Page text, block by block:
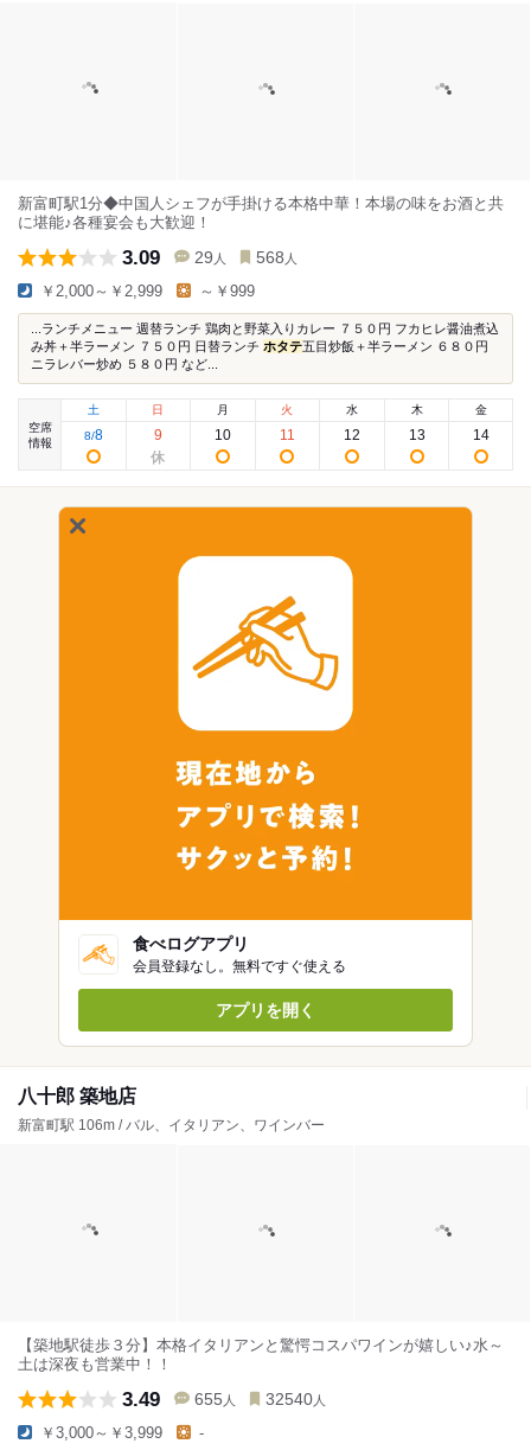
新富町駅1分◆中国人シェフが手掛ける本格中華！本場の味をお酒と共
に堪能♪各種宴会も大歓迎！
3.09 29 人 568 人
￥2,000～￥2,999 ～￥999
...ランチメニュー 週替ランチ 鶏肉と野菜入りカレー ７５０円 フカヒレ醤油煮込
み丼＋半ラーメン ７５０円 日替ランチ ホタテ五目炒飯＋半ラーメン ６８０円
ニラレバー炒め ５８０円 など...
空席
情報
土
8/8
日
9
月
10
火
11
水
12
木
13
金
14
食べログアプリ
会員登録なし。無料ですぐ使える
アプリを開く
八十郎 築地店
新富町駅 106m / バル、イタリアン、ワインバー
【築地駅徒歩３分】本格イタリアンと驚愕コスパワインが嬉しい♪水～
土は深夜も営業中！！
3.49 655 人 32540 人
￥3,000～￥3,999 -